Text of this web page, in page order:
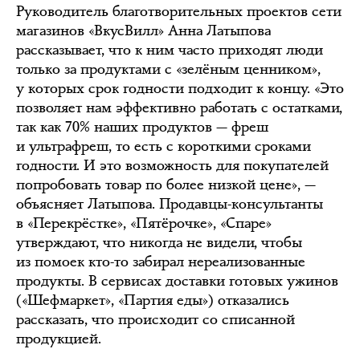
Руководитель благотворительных проектов сети
магазинов «ВкусВилл» Анна Латыпова
рассказывает, что к ним часто приходят люди
только за продуктами с «зелёным ценником»,
у которых срок годности подходит к концу. «Это
позволяет нам эффективно работать с остатками,
так как 70% наших продуктов — фреш
и ультрафреш, то есть с короткими сроками
годности. И это возможность для покупателей
попробовать товар по более низкой цене», —
объясняет Латыпова. Продавцы-консультанты
в «Перекрёстке», «Пятёрочке», «Спаре»
утверждают, что никогда не видели, чтобы
из помоек кто-то забирал нереализованные
продукты. В сервисах доставки готовых ужинов
(«Шефмаркет», «Партия еды») отказались
рассказать, что происходит со списанной
продукцией.